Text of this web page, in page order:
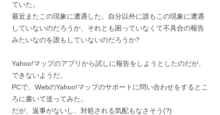
ていた。
最近またこの現象に遭遇した。自分以外に誰もこの現象に遭遇
していないのだろうか、それとも困っていなくて不具合の報告
みたいなのを誰もしていないのだろうか?
Yahoo!マップのアプリから試しに報告をしようとしたのだが、
できないようだ。
PCで、WebのYahoo!マップのサポートに問い合わせをするとこ
ろに書いて送ってみた。
だが、返事がないし、対処される気配もなさそう(?)